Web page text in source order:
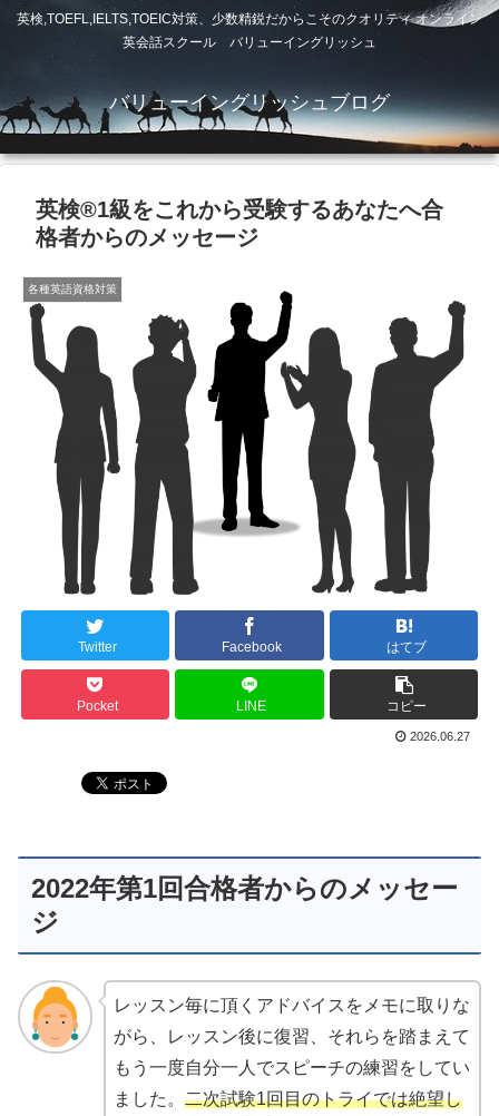
英検,TOEFL,IELTS,TOEIC対策、少数精鋭だからこそのクオリティ オンライン
英会話スクール バリューイングリッシュ
バリューイングリッシュブログ
英検®️1級をこれから受験するあなたへ合
格者からのメッセージ
各種英語資格対策
Twitter Facebook はてブ
Pocket LINE コピー
2026.06.27
2022年第1回合格者からのメッセー
ジ
レッスン毎に頂くアドバイスをメモに取りな
がら、レッスン後に復習、それらを踏まえて
もう一度自分一人でスピーチの練習をしてい
ました。 二次試験1回目のトライでは絶望し